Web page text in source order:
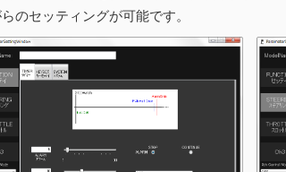
のセッティングが可能です。